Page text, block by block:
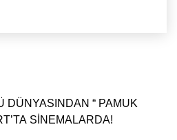
DÜNYASINDAN “ PAMUK
SİNEMALARDA!